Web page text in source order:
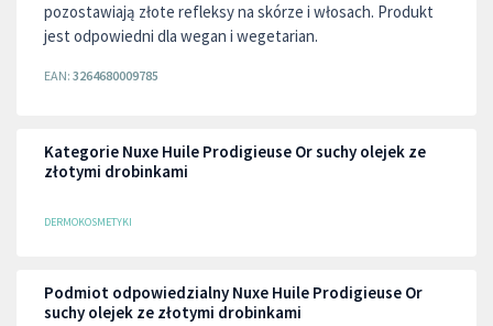
pozostawiają złote refleksy na skórze i włosach. Produkt
jest odpowiedni dla wegan i wegetarian.
EAN: 3264680009785
Kategorie Nuxe Huile Prodigieuse Or suchy olejek ze
złotymi drobinkami
DERMOKOSMETYKI
Podmiot odpowiedzialny Nuxe Huile Prodigieuse Or
suchy olejek ze złotymi drobinkami